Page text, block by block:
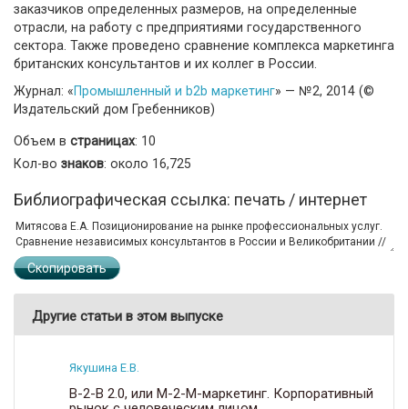
заказчиков определенных размеров, на определенные
отрасли, на работу с предприятиями государственного
сектора. Также проведено сравнение комплекса маркетинга
британских консультантов и их коллег в России.
Журнал: «Промышленный и b2b маркетинг» — №2, 2014 (©
Издательский дом Гребенников)
Объем в страницах: 10
Кол-во знаков: около 16,725
Библиографическая ссылка: печать / интернет
Скопировать
Другие статьи в этом выпуске
Якушина Е.В.
B-2-B 2.0, или M-2-M-маркетинг. Корпоративный